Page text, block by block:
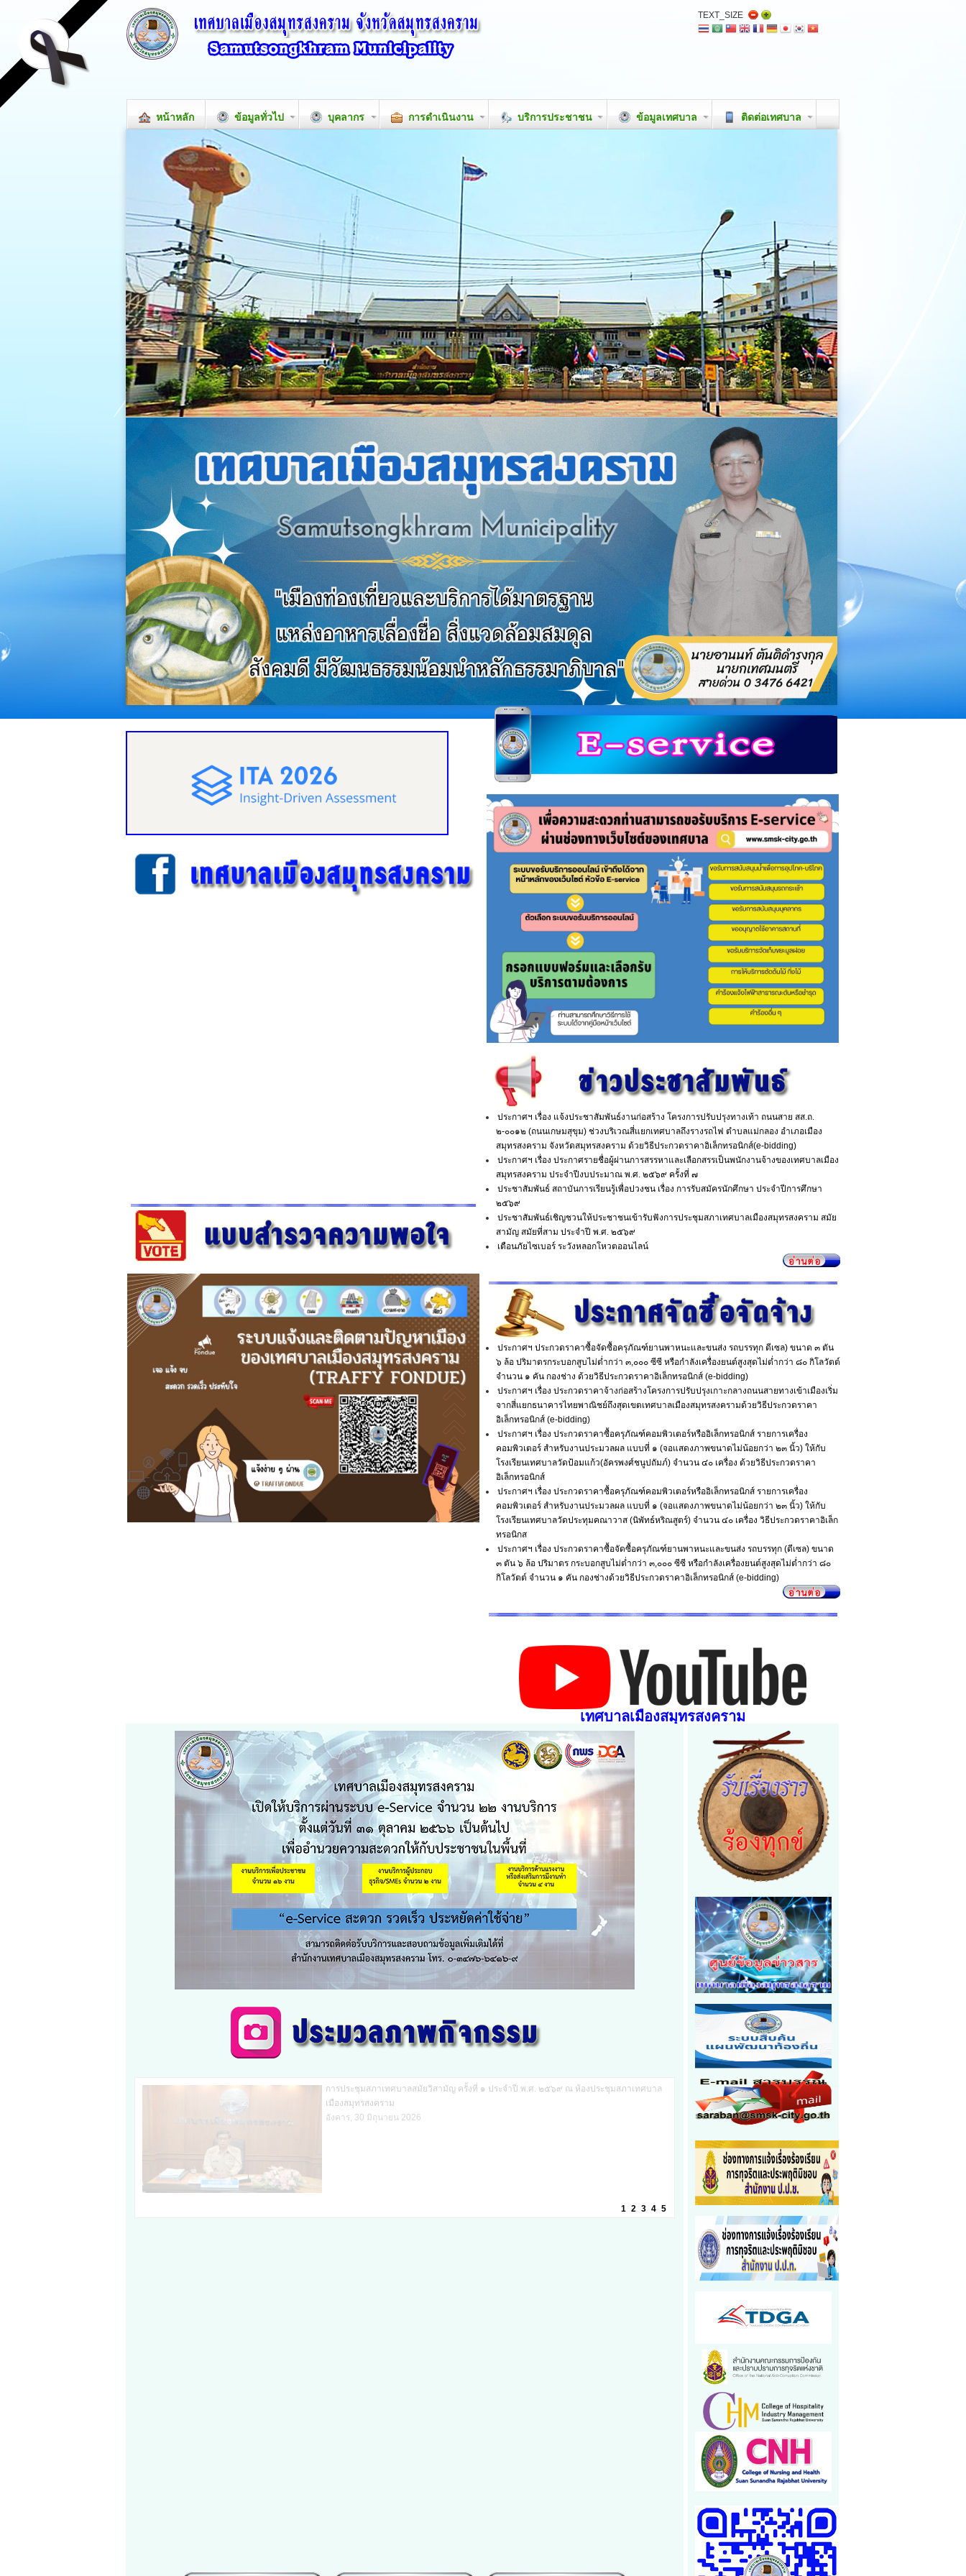
TEXT_SIZE
หน้าหลัก ข้อมูลทั่วไป บุคลากร การดำเนินงาน บริการประชาชน ข้อมูลเทศบาล ติดต่อเทศบาล
ประกาศฯ เรื่อง แจ้งประชาสัมพันธ์งานก่อสร้าง โครงการปรับปรุงทางเท้า ถนนสาย สส.ถ.
๒-๐๐๑๒ (ถนนเกษมสุขุม) ช่วงบริเวณสี่แยกเทศบาลถึงรางรถไฟ ตำบลแม่กลอง อำเภอเมือง
สมุทรสงคราม จังหวัดสมุทรสงคราม ด้วยวิธีประกวดราคาอิเล็กทรอนิกส์(e-bidding)
ประกาศฯ เรื่อง ประกาศรายชื่อผู้ผ่านการสรรหาและเลือกสรรเป็นพนักงานจ้างของเทศบาลเมือง
สมุทรสงคราม ประจำปีงบประมาณ พ.ศ. ๒๕๖๙ ครั้งที่ ๗
ประชาสัมพันธ์ สถาบันการเรียนรู้เพื่อปวงชน เรื่อง การรับสมัครนักศึกษา ประจำปีการศึกษา
๒๕๖๙
ประชาสัมพันธ์เชิญชวนให้ประชาชนเข้ารับฟังการประชุมสภาเทศบาลเมืองสมุทรสงคราม สมัย
สามัญ สมัยที่สาม ประจำปี พ.ศ. ๒๕๖๙
เตือนภัยไซเบอร์ ระวังหลอกโหวตออนไลน์
ประกาศฯ ประกวดราคาซื้อจัดซื้อครุภัณฑ์ยานพาหนะและขนส่ง รถบรรทุก ดีเซล) ขนาด ๓ ตัน
๖ ล้อ ปริมาตรกระบอกสูบไม่ต่ำกว่า ๓,๐๐๐ ซีซี หรือกำลังเครื่องยนต์สูงสุดไม่ต่ำกว่า ๘๐ กิโลวัตต์
จำนวน ๑ คัน กองช่าง ด้วยวิธีประกวดราคาอิเล็กทรอนิกส์ (e-bidding)
ประกาศฯ เรื่อง ประกวดราคาจ้างก่อสร้างโครงการปรับปรุงเกาะกลางถนนสายทางเข้าเมืองเริ่ม
จากสี่แยกธนาคารไทยพาณิชย์ถึงสุดเขตเทศบาลเมืองสมุทรสงครามด้วยวิธีประกวดราคา
อิเล็กทรอนิกส์ (e-bidding)
ประกาศฯ เรื่อง ประกวดราคาซื้อครุภัณฑ์คอมพิวเตอร์หรืออิเล็กทรอนิกส์ รายการเครื่อง
คอมพิวเตอร์ สำหรับงานประมวลผล แบบที่ ๑ (จอแสดงภาพขนาดไม่น้อยกว่า ๒๓ นิ้ว) ให้กับ
โรงเรียนเทศบาลวัดป้อมแก้ว(อัครพงศ์ชนูปถัมภ์) จำนวน ๔๐ เครื่อง ด้วยวิธีประกวดราคา
อิเล็กทรอนิกส์
ประกาศฯ เรื่อง ประกวดราคาซื้อครุภัณฑ์คอมพิวเตอร์หรืออิเล็กทรอนิกส์ รายการเครื่อง
คอมพิวเตอร์ สำหรับงานประมวลผล แบบที่ ๑ (จอแสดงภาพขนาดไม่น้อยกว่า ๒๓ นิ้ว) ให้กับ
โรงเรียนเทศบาลวัดประทุมคณาวาส (นิพัทธ์หริณสูตร์) จำนวน ๔๐ เครื่อง วิธีประกวดราคาอิเล็ก
ทรอนิกส
ประกาศฯ เรื่อง ประกวดราคาซื้อจัดซื้อครุภัณฑ์ยานพาหนะและขนส่ง รถบรรทุก (ดีเซล) ขนาด
๓ ตัน ๖ ล้อ ปริมาตร กระบอกสูบไม่ต่ำกว่า ๓,๐๐๐ ซีซี หรือกำลังเครื่องยนต์สูงสุดไม่ต่ำกว่า ๘๐
กิโลวัตต์ จำนวน ๑ คัน กองช่างด้วยวิธีประกวดราคาอิเล็กทรอนิกส์ (e-bidding)
เทศบาลเมืองสมุทรสงคราม
การประชุมสภาเทศบาลสมัยวิสามัญ ครั้งที่ ๑ ประจำปี พ.ศ. ๒๕๖๙ ณ ห้องประชุมสภาเทศบาล
เมืองสมุทรสงคราม
อังคาร, 30 มิถุนายน 2026
1 2 3 4 5